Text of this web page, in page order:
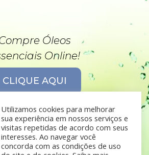
Óleos
Online!
CLIQUE AQUI
Utilizamos cookies para melhorar
sua experiência em nossos serviços e
visitas repetidas de acordo com seus
interesses. Ao navegar você
concorda com as condições de uso